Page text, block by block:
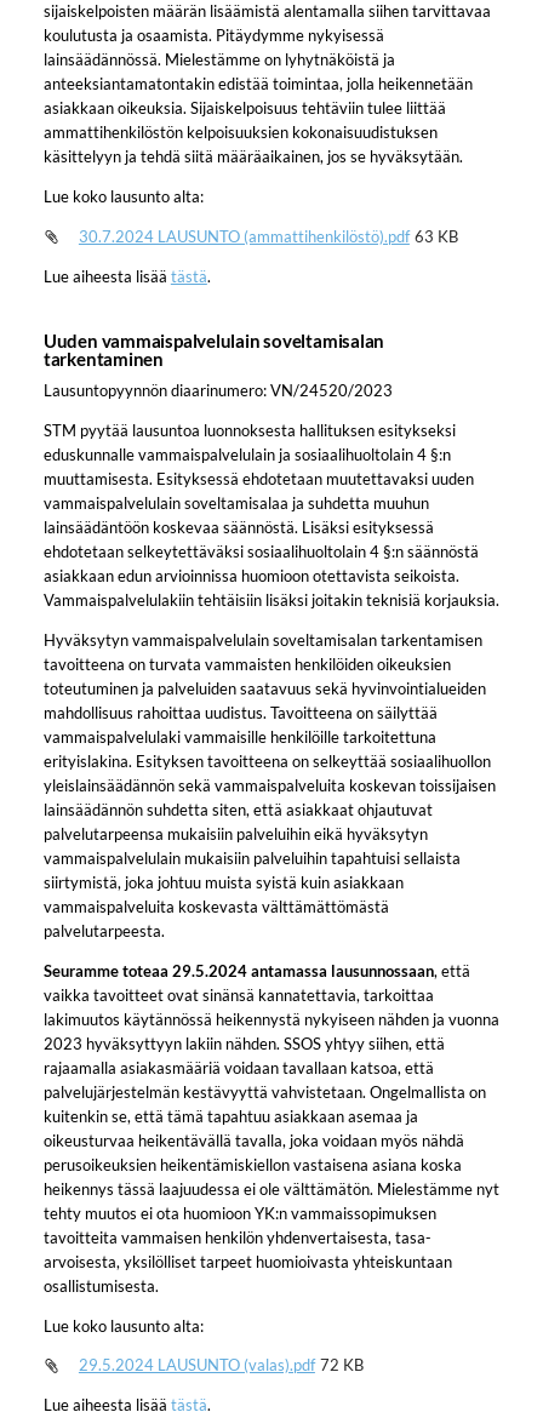
sijaiskelpoisten määrän lisäämistä alentamalla siihen tarvittavaa
koulutusta ja osaamista. Pitäydymme nykyisessä
lainsäädännössä. Mielestämme on lyhytnäköistä ja
anteeksiantamatontakin edistää toimintaa, jolla heikennetään
asiakkaan oikeuksia. Sijaiskelpoisuus tehtäviin tulee liittää
ammattihenkilöstön kelpoisuuksien kokonaisuudistuksen
käsittelyyn ja tehdä siitä määräaikainen, jos se hyväksytään.
Lue koko lausunto alta:
30.7.2024 LAUSUNTO (ammattihenkilöstö).pdf 63 KB
Lue aiheesta lisää tästä.
Uuden vammaispalvelulain soveltamisalan
tarkentaminen
Lausuntopyynnön diaarinumero: VN/24520/2023
STM pyytää lausuntoa luonnoksesta hallituksen esitykseksi
eduskunnalle vammaispalvelulain ja sosiaalihuoltolain 4 §:n
muuttamisesta. Esityksessä ehdotetaan muutettavaksi uuden
vammaispalvelulain soveltamisalaa ja suhdetta muuhun
lainsäädäntöön koskevaa säännöstä. Lisäksi esityksessä
ehdotetaan selkeytettäväksi sosiaalihuoltolain 4 §:n säännöstä
asiakkaan edun arvioinnissa huomioon otettavista seikoista.
Vammaispalvelulakiin tehtäisiin lisäksi joitakin teknisiä korjauksia.
Hyväksytyn vammaispalvelulain soveltamisalan tarkentamisen
tavoitteena on turvata vammaisten henkilöiden oikeuksien
toteutuminen ja palveluiden saatavuus sekä hyvinvointialueiden
mahdollisuus rahoittaa uudistus. Tavoitteena on säilyttää
vammaispalvelulaki vammaisille henkilöille tarkoitettuna
erityislakina. Esityksen tavoitteena on selkeyttää sosiaalihuollon
yleislainsäädännön sekä vammaispalveluita koskevan toissijaisen
lainsäädännön suhdetta siten, että asiakkaat ohjautuvat
palvelutarpeensa mukaisiin palveluihin eikä hyväksytyn
vammaispalvelulain mukaisiin palveluihin tapahtuisi sellaista
siirtymistä, joka johtuu muista syistä kuin asiakkaan
vammaispalveluita koskevasta välttämättömästä
palvelutarpeesta.
Seuramme toteaa 29.5.2024 antamassa lausunnossaan, että
vaikka tavoitteetovat sinänsä kannatettavia, tarkoittaa
lakimuutos käytännössä heikennystä nykyiseen nähden ja vuonna
2023 hyväksyttyyn lakiin nähden. SSOS yhtyy siihen, että
rajaamalla asiakasmääriä voidaan tavallaan katsoa, että
palvelujärjestelmän kestävyyttä vahvistetaan. Ongelmallista on
kuitenkin se, että tämä tapahtuu asiakkaan asemaa ja
oikeusturvaa heikentävällä tavalla, joka voidaan myös nähdä
perusoikeuksien heikentämiskiellon vastaisena asiana koska
heikennys tässä laajuudessa ei ole välttämätön. Mielestämme nyt
tehty muutos ei ota huomioon YK:n vammaissopimuksen
tavoitteita vammaisen henkilön yhdenvertaisesta, tasa-
arvoisesta, yksilölliset tarpeet huomioivasta yhteiskuntaan
osallistumisesta.
Lue koko lausunto alta:
29.5.2024 LAUSUNTO (valas).pdf 72 KB
Lue aiheesta lisää tästä.